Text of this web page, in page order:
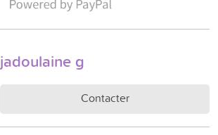
jadoulaine g
Contacter